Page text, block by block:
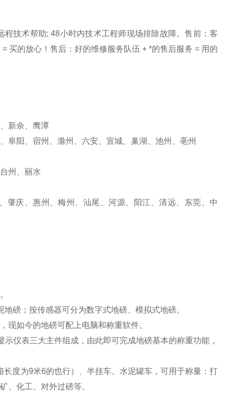
技术帮助; 48小时内技术工程师现场排除故障。售前：客
买的放心！售后：好的维修服务队伍 + *的售后服务 = 用的
新余、鹰潭
阜阳、宿州、滁州、六安、宣城、巢湖、池州、亳州
州、丽水
肇庆、惠州、梅州、汕尾、河源、阳江、清远、东莞、中
磅；按传感器可分为数字式地磅、模拟式地磅。
现如今的地磅可配上电脑和称重软件。
仪表三大主件组成，由此即可完成地磅基本的称重功能，
度为9米6的也行）、半挂车、水泥罐车，可用于称量：打
、化工、对外过磅等。